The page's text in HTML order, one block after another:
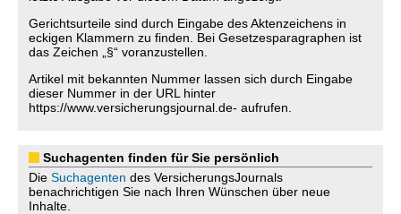
Gerichtsurteile sind durch Eingabe des Aktenzeichens in
eckigen Klammern zu finden. Bei Gesetzesparagraphen ist
das Zeichen „§“ voranzustellen.
Artikel mit bekannten Nummer lassen sich durch Eingabe
dieser Nummer in der URL hinter
https://www.versicherungsjournal.de- aufrufen.
Suchagenten finden für Sie persönlich
Die Suchagenten des VersicherungsJournals
benachrichtigen Sie nach Ihren Wünschen über neue
Inhalte.